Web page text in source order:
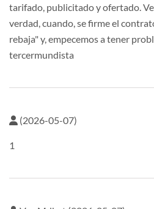
tarifado, publicitado y ofertado.
verdad, cuando, se firme el
rebaja" y, empecemos a tener
tercermundista
(2026-05-07)
1